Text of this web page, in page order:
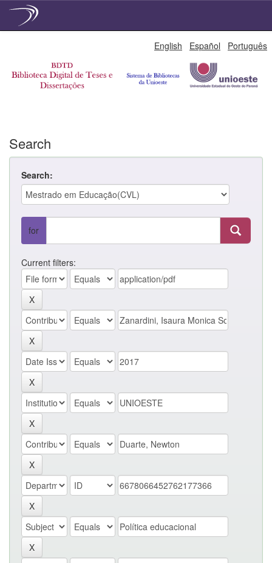
English Español Português
Search
Search:
for
Current filters: